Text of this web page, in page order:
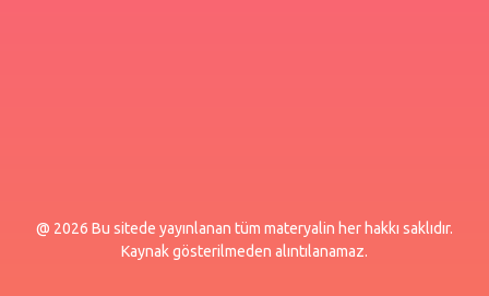
@ 2026 Bu sitede yayınlanan tüm materyalin her hakkı saklıdır.
Kaynak gösterilmeden alıntılanamaz.